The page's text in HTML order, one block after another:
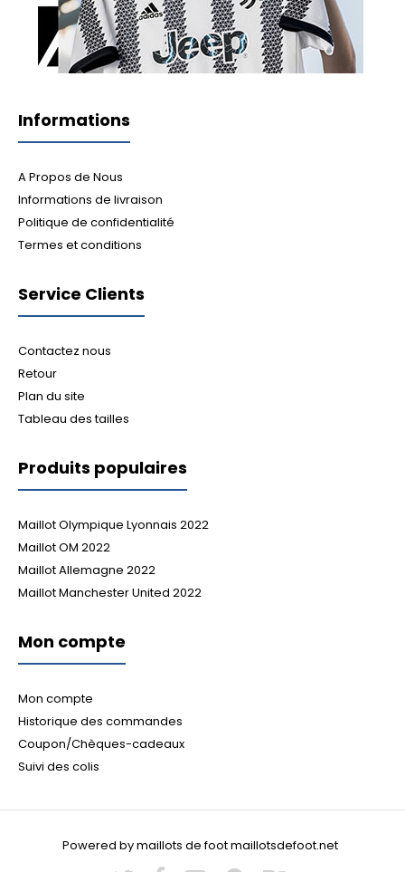
Informations
A Propos de Nous
Informations de livraison
Politique de confidentialité
Termes et conditions
Service Clients
Contactez nous
Retour
Plan du site
Tableau des tailles
Produits populaires
Maillot Olympique Lyonnais 2022
Maillot OM 2022
Maillot Allemagne 2022
Maillot Manchester United 2022
Mon compte
Mon compte
Historique des commandes
Coupon/Chèques-cadeaux
Suivi des colis
Powered by maillots de foot maillotsdefoot.net